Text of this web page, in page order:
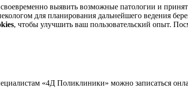
выявить возможные патологии и
для планирования дальнейшего ведения
, чтобы улучшить ваш пользовательский опыт.
«4Д Поликлиники» можно записаться